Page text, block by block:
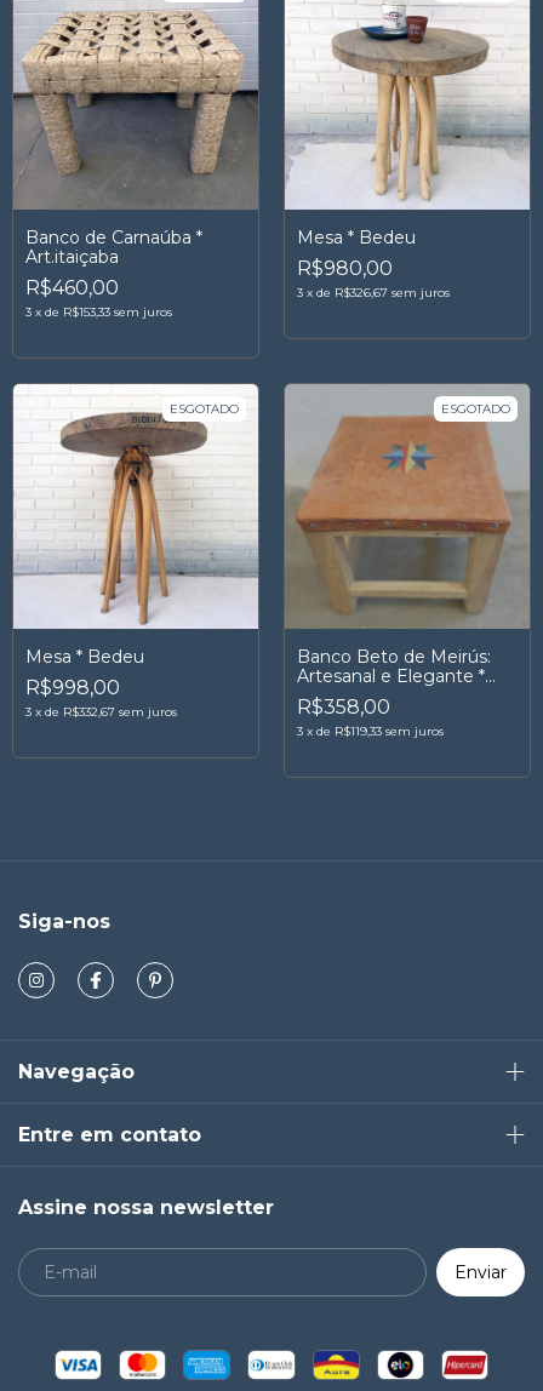
Banco de Carnaúba *
Art.itaiçaba
R$460,00
3 x de R$153,33 sem juros
Mesa * Bedeu
R$980,00
3 x de R$326,67 sem juros
ESGOTADO
Mesa * Bedeu
R$998,00
3 x de R$332,67 sem juros
ESGOTADO
Banco Beto de Meirús:
Artesanal e Elegante *
Pequeno
R$358,00
3 x de R$119,33 sem juros
Siga-nos
Navegação
Entre em contato
Assine nossa newsletter